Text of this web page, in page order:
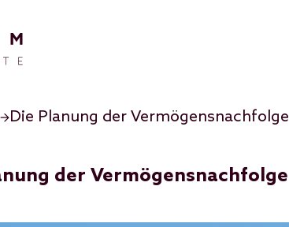
Die Planung der Vermögensnachfolge
der Vermögensnachfolge